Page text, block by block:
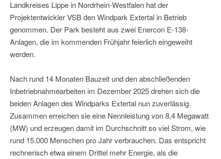
Landkreises Lippe in Nordrhein-Westfalen hat der
Projektentwickler VSB den Windpark Extertal in Betrieb
genommen. Der Park besteht aus zwei Enercon E-138-
Anlagen, die im kommenden Frühjahr feierlich eingeweiht
werden.
Nach rund 14 Monaten Bauzeit und den abschließenden
Inbetriebnahmearbeiten im Dezember 2025 drehen sich die
beiden Anlagen des Windparks Extertal nun zuverlässig.
Zusammen erreichen sie eine Nennleistung von 8,4 Megawatt
(MW) und erzeugen damit im Durchschnitt so viel Strom, wie
rund 15.000 Menschen pro Jahr verbrauchen. Das entspricht
rechnerisch etwa einem Drittel mehr Energie, als die